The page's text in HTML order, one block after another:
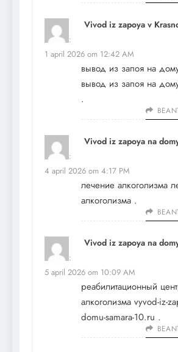
Vivod iz zapoya v
schreef:
1 april 2026 om 12:42 AM
вывод из запоя на
вывод из запоя на
.
Vivod iz zapoya na
schreef:
4 april 2026 om 4:17 PM
лечение алкоголизма
алкоголизма .
Vivod iz zapoya na
schreef:
5 april 2026 om 10:09 AM
реабилитационный
алкоголизма vyvod-iz-
domu-samara-10.ru .